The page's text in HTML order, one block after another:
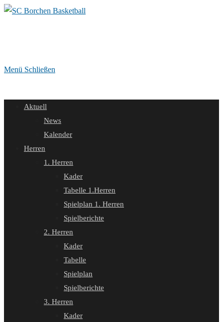
Zum
Menü Schließen
Aktuell
News
Kalender
Herren
1. Herren
Kader
Tabelle 1.Herren
Spielplan 1. Herren
Spielberichte
2. Herren
Kader
Tabelle
Spielplan
Spielberichte
3. Herren
Kader